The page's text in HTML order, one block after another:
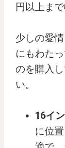
円以上ま
少しの愛
にもわた
のを購入
い。
16イ
に位